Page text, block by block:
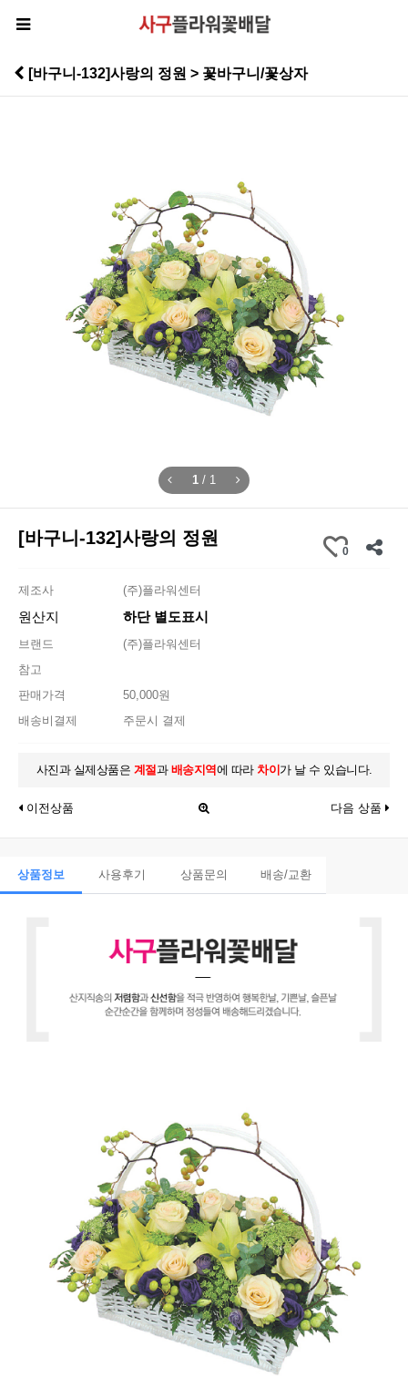
[바구니-132]사랑의 정원 > 꽃바구니/꽃상자
1 / 1
[바구니-132]사랑의 정원
0
제조사 (주)플라워센터
원산지 하단 별도표시
브랜드
(주)플라워센터
참고
판매가격
50,000원
배송비결제
주문시 결제
사진과 실제상품은 계절과 배송지역에 따라 차이 가 날 수 있습니다.
이전상품 다음 상품
상품정보 사용후기 상품문의 배송/교환